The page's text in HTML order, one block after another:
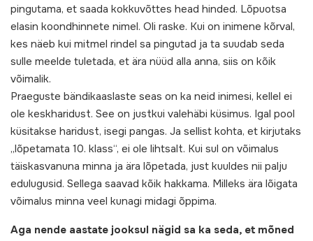
pingutama, et saada kokkuvõttes head hinded. Lõpuotsa
elasin koondhinnete nimel. Oli raske. Kui on inimene kõrval,
kes näeb kui mitmel rindel sa pingutad ja ta suudab seda
sulle meelde tuletada, et ära nüüd alla anna, siis on kõik
võimalik.
Praeguste bändikaaslaste seas on ka neid inimesi, kellel ei
ole keskharidust. See on justkui valehäbi küsimus. Igal pool
küsitakse haridust, isegi pangas. Ja sellist kohta, et kirjutaks
„lõpetamata 10. klass“, ei ole lihtsalt. Kui sul on võimalus
täiskasvanuna minna ja ära lõpetada, just kuuldes nii palju
edulugusid. Sellega saavad kõik hakkama. Milleks ära lõigata
võimalus minna veel kunagi midagi õppima.
Aga nende aastate jooksul nägid sa ka seda, et mõned